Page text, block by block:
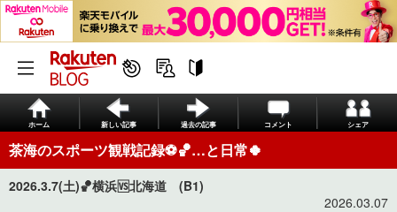
ホーム 新しい記事 過去の記事 コメント シェア
茶海のスポーツ観戦記録⚽️🏀…と日常🍀
2026.3.7(土)🏀横浜🆚北海道 (B1)
2026.03.07